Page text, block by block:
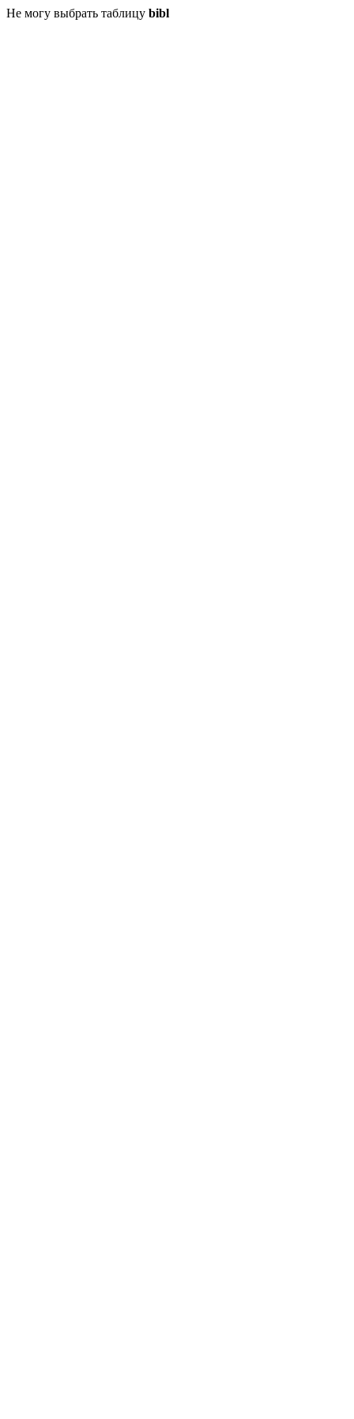
Не могу выбрать таблицу bibl